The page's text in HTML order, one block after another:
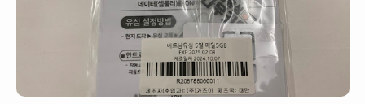
Download Theme